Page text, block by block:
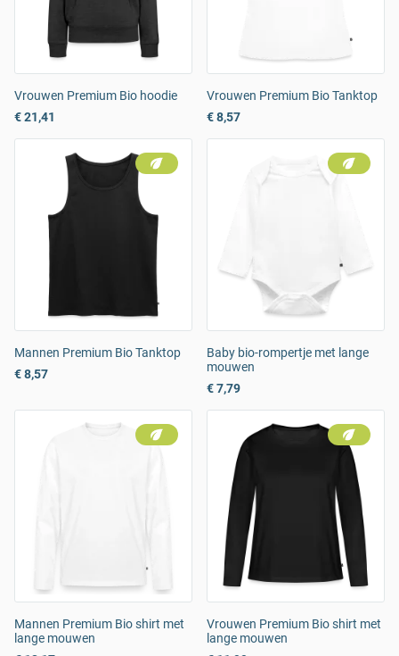
Vrouwen Premium Bio hoodie
€ 21,41
Vrouwen Premium Bio Tanktop
€ 8,57
Mannen Premium Bio Tanktop
€ 8,57
Baby bio-rompertje met lange
mouwen
€ 7,79
Mannen Premium Bio shirt met
lange mouwen
Vrouwen Premium Bio shirt met
lange mouwen